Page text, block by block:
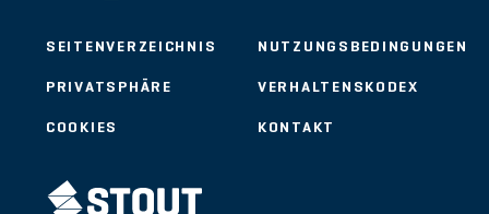
SEITENVERZEICHNIS NUTZUNGSBEDINGUNGEN
PRIVATSPHÄRE VERHALTENSKODEX
COOKIES KONTAKT
STOUT LOGO